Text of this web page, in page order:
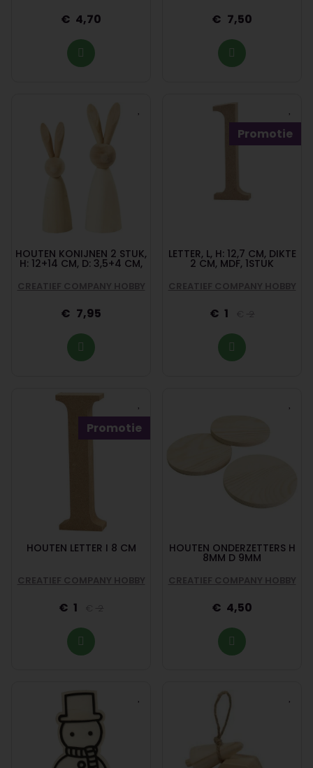
4,70 7,50
HOUTEN KONIJNEN 2 STUK,
H: 12+14 CM, D: 3,5+4 CM,
CREATIEF COMPANY HOBBY
7,95
Promotie
LETTER, L, H: 12,7 CM, DIKTE
2 CM, MDF, 1STUK
CREATIEF COMPANY HOBBY
1 2
Promotie
HOUTEN LETTER I 8 CM
CREATIEF COMPANY HOBBY
1 2
HOUTEN ONDERZETTERS H
8MM D 9MM
CREATIEF COMPANY HOBBY
4,50